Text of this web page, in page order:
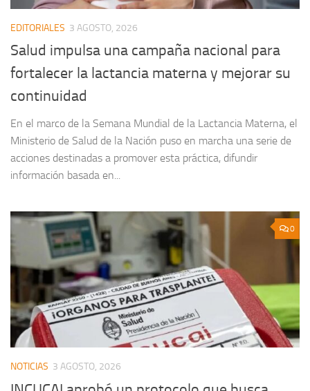
EDITORIALES 3 AGOSTO, 2026
Salud impulsa una campaña nacional para
fortalecer la lactancia materna y mejorar su
continuidad
En el marco de la Semana Mundial de la Lactancia Materna, el
Ministerio de Salud de la Nación puso en marcha una serie de
acciones destinadas a promover esta práctica, difundir
información basada en...
0
NOTICIAS 3 AGOSTO, 2026